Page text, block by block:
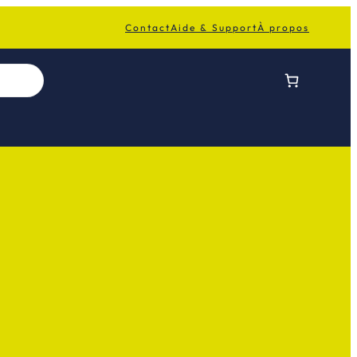
ContactAide & SupportÀ propos